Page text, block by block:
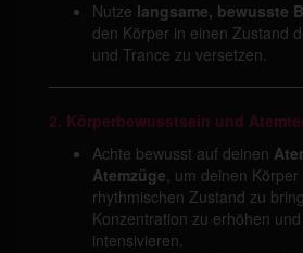
Nutze langsame, bewusste
den Körper in einen Zustand
und Trance zu versetzen.
2. Körperbewusstsein und
Achte bewusst auf deinen
Atemzüge , um deinen
rhythmischen Zustand zu
Konzentration zu erhöhen
intensivieren.